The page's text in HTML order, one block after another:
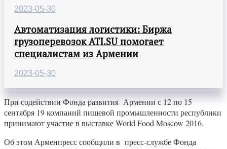
2023-05-30
Автоматизация логистики: Биржа
грузоперевозок ATI.SU помогает
специалистам из Армении
2023-05-30
При содействии Фонда развития Армении с 12 по 15
сентября 19 компаний пищевой промышленности республики
принимают участие в выставке World Food Moscow 2016.
Об этом Арменпресс сообщили в пресс-службе Фонда